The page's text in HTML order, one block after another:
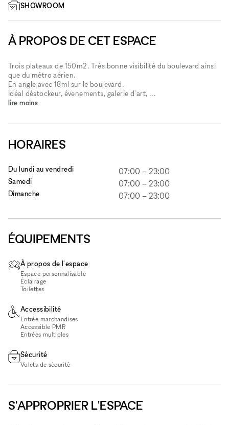
SHOWROOM
À PROPOS DE CET ESPACE
Trois plateaux de 150m2. Très bonne visibilité du boulevard ainsi
que du métro aérien.
En angle avec 18ml sur le boulevard.
Idéal déstockeur, évenements, galerie d'art, ...
lire moins
HORAIRES
Du lundi au vendredi 07:00 – 23:00
Samedi 07:00 – 23:00
Dimanche 07:00 – 23:00
ÉQUIPEMENTS
À propos de l'espace
Espace personnalisable
Éclairage
Toilettes
Accessibilité
Entrée marchandises
Accessible PMR
Entrées multiples
Sécurité
Volets de sécurité
S'APPROPRIER L'ESPACE